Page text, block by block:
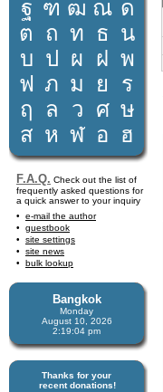
ฐ ฑ ฒ ณ ด
ต ถ ท ธ น
บ ป ผ ฝ พ
ฟ ภ ม ย
ร
ฤ
ล ว ศ ษ
ส ห ฬ อ ฮ
F.A.Q. Check out the list of
frequently asked questions for
a quick answer to your inquiry
e-mail the author
guestbook
site settings
site news
bulk lookup
Bangkok
Monday
August 10, 2026
2:19:05 pm
Thanks for your
recent donations!